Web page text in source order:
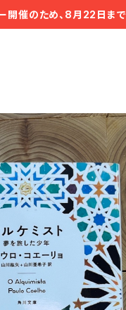
開催のため、8月22日まで